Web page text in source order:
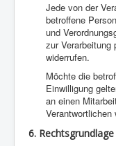
Jede von der
betroffene
und
zur Verarbeitung
widerrufen.
Möchte die
Einwilligung
an einen
Verantwortlichen
6.